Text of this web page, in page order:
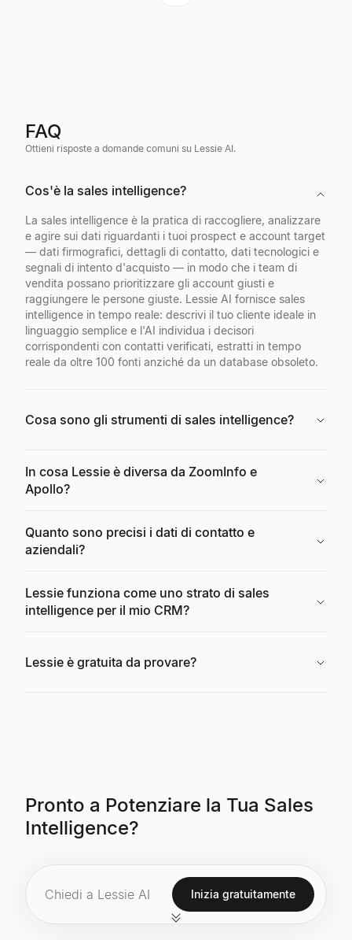
FAQ
Ottieni risposte a domande comuni su Lessie AI.
Cos'è la sales intelligence?
La sales intelligence è la pratica di raccogliere, analizzare
e agire sui dati riguardanti i tuoi prospect e account target
— dati firmografici, dettagli di contatto, dati tecnologici e
segnali di intento d'acquisto — in modo che i team di
vendita possano prioritizzare gli account giusti e
raggiungere le persone giuste. Lessie AI fornisce sales
intelligence in tempo reale: descrivi il tuo cliente ideale in
linguaggio semplice e l'AI individua i decisori
corrispondenti con contatti verificati, estratti in tempo
reale da oltre 100 fonti anziché da un database obsoleto.
Cosa sono gli strumenti di sales intelligence?
In cosa Lessie è diversa da ZoomInfo e
Apollo?
Quanto sono precisi i dati di contatto e
aziendali?
Lessie funziona come uno strato di sales
intelligence per il mio CRM?
Lessie è gratuita da provare?
Pronto a Potenziare la Tua Sales
Intelligence?
Inizia gratuitamente